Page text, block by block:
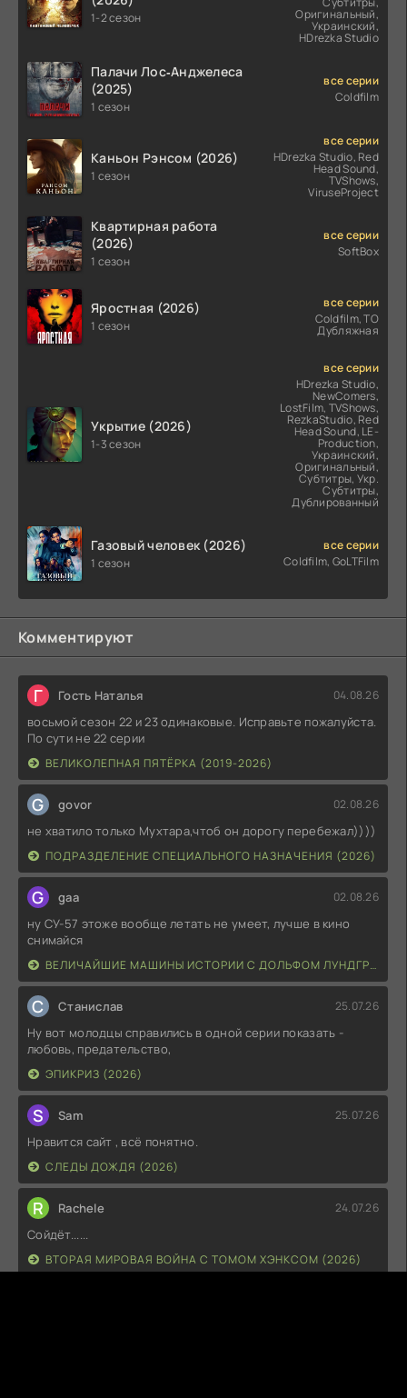
1-2 сезон Оригинальный,
Украинский,
HDrezka Studio
Палачи Лос‑Анджелеса
(2025)
1 сезон
все серии
Coldfilm
Каньон Рэнсом (2026)
1 сезон
все серии
HDrezka Studio, Red
Head Sound,
TVShows,
ViruseProject
Квартирная работа
(2026)
1 сезон
все серии
SoftBox
Яростная (2026)
1 сезон
все серии
Coldfilm, ТО
Дубляжная
Укрытие (2026)
1-3 сезон
все серии
HDrezka Studio,
NewComers,
LostFilm, TVShows,
RezkaStudio, Red
Head Sound, LE-
Production,
Украинский,
Оригинальный,
Субтитры, Укр.
Субтитры,
Дублированный
Газовый человек (2026)
1 сезон
все серии
Coldfilm, GoLTFilm
Комментируют
Г Гость Наталья 04.08.26
восьмой сезон 22 и 23 одинаковые. Исправьте пожалуйста.
По сути не 22 серии
ВЕЛИКОЛЕПНАЯ ПЯТЁРКА (2019-2026)
G govor 02.08.26
не хватило только Мухтара,чтоб он дорогу перебежал))))
ПОДРАЗДЕЛЕНИЕ СПЕЦИАЛЬНОГО НАЗНАЧЕНИЯ (2026)
G gaa 02.08.26
ну СУ-57 этоже вообще летать не умеет, лучше в кино
снимайся
ВЕЛИЧАЙШИЕ МАШИНЫ ИСТОРИИ С ДОЛЬФОМ ЛУНДГРЕНОМ (2026)
С Станислав 25.07.26
Ну вот молодцы справились в одной серии показать -
любовь, предательство,
ЭПИКРИЗ (2026)
S Sam 25.07.26
Нравится сайт , всё понятно.
СЛЕДЫ ДОЖДЯ (2026)
R Rachele 24.07.26
Сойдёт......
ВТОРАЯ МИРОВАЯ ВОЙНА С ТОМОМ ХЭНКСОМ (2026)